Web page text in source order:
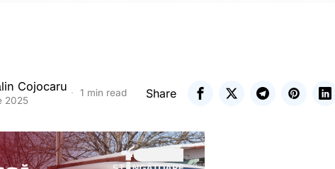
Cojocaru
2025
1 min read Share